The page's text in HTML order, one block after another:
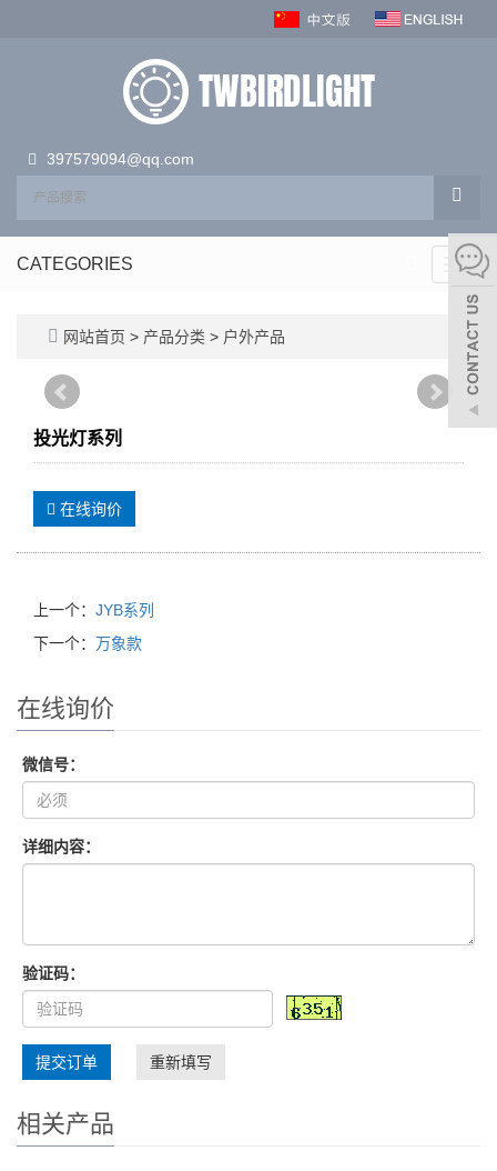
397579094@qq.com
CATEGORIES
网站首页 > 产品分类 > 户外产品
投光灯系列
在线询价
上一个： JYB系列
下一个： 万象款
在线询价
微信号：
详细内容：
验证码：
提交订单 重新填写
相关产品